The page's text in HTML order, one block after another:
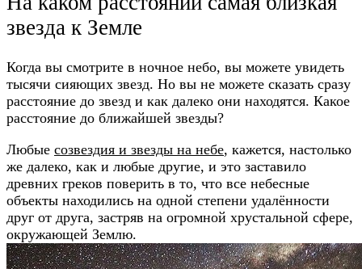
звезда к Земле
Когда вы смотрите в ночное небо, вы можете увидеть
тысячи сияющих звезд. Но вы не можете сказать сразу
расстояние до звезд и как далеко они находятся. Какое
расстояние до ближайшей звезды?
Любые созвездия и звезды на небе, кажется, настолько
же далеко, как и любые другие, и это заставило
древних греков поверить в то, что все небесные
объекты находились на одной степени удалённости
друг от друга, застряв на огромной хрустальной сфере,
окружающей Землю.